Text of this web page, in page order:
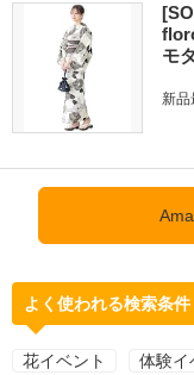
モ
新品
よく使われる検索条件
花イベント 体験イ